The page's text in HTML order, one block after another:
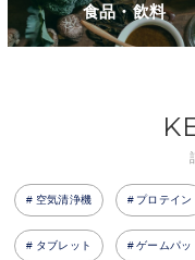
食品・飲料
空気清浄機 プロテイン
タブレット ゲームパッ